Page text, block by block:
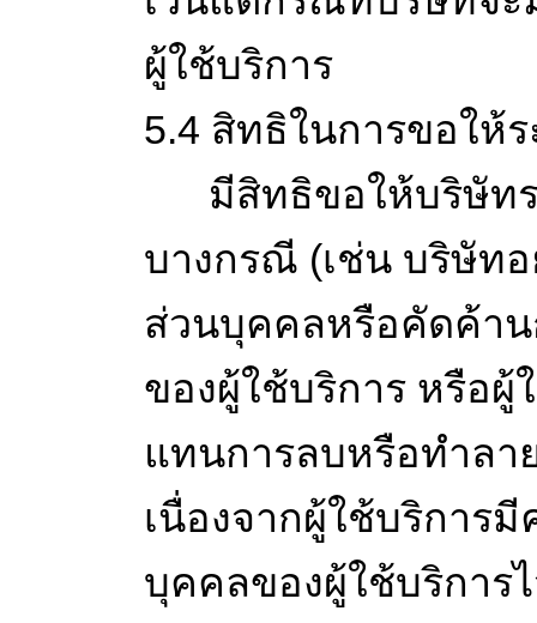
ผู้ใช้บริการ
5.4 สิทธิในการขอให้
มีสิทธิขอให้บริษัทร
บางกรณี (เช่น บริษัท
ส่วนบุคคลหรือคัดค้าน
ของผู้ใช้บริการ หรือ
แทนการลบหรือทำล
เนื่องจากผู้ใช้บริการ
บุคคลของผู้ใช้บริการ